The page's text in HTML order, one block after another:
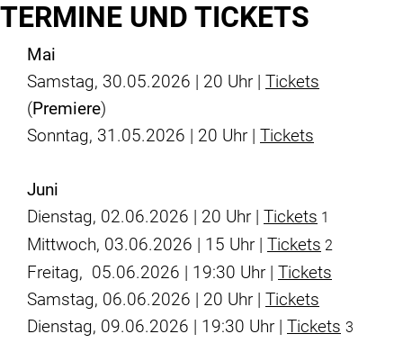
TERMINE UND TICKETS
Mai
Samstag, 30.05.2026 | 20 Uhr | Tickets
(Premiere)
Sonntag, 31.05.2026 | 20 Uhr | Tickets
Juni
Dienstag, 02.06.2026 | 20 Uhr | Tickets 1
Mittwoch, 03.06.2026 | 15 Uhr | Tickets 2
Freitag, 05.06.2026 | 19:30 Uhr | Tickets
Samstag, 06.06.2026 | 20 Uhr | Tickets
Dienstag, 09.06.2026 | 19:30 Uhr | Tickets 3